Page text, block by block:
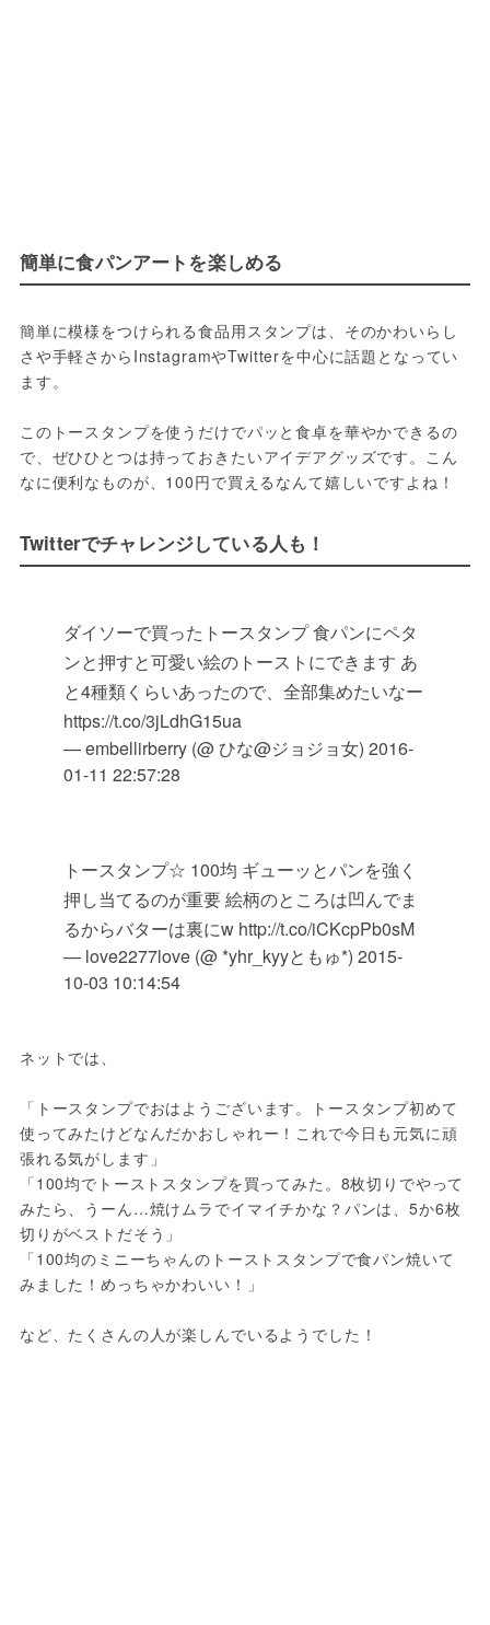
簡単に食パンアートを楽しめる
簡単に模様をつけられる食品用スタンプは、そのかわいらし
さや手軽さからInstagramやTwitterを中心に話題となってい
ます。
このトースタンプを使うだけでパッと食卓を華やかできるの
で、ぜひひとつは持っておきたいアイデアグッズです。こん
なに便利なものが、100円で買えるなんて嬉しいですよね！
Twitterでチャレンジしている人も！
ダイソーで買ったトースタンプ 食パンにペタ
ンと押すと可愛い絵のトーストにできます あ
と4種類くらいあったので、全部集めたいなー
https://t.co/3jLdhG15ua
— embellirberry (@ ひな@ジョジョ女) 2016-
01-11 22:57:28
トースタンプ☆ 100均 ギューッとパンを強く
押し当てるのが重要 絵柄のところは凹んでま
るからバターは裏にw http://t.co/iCKcpPb0sM
— love2277love (@ *yhr_kyyともゅ*) 2015-
10-03 10:14:54
ネットでは、
「トースタンプでおはようございます。トースタンプ初めて
使ってみたけどなんだかおしゃれー！これで今日も元気に頑
張れる気がします」
「100均でトーストスタンプを買ってみた。8枚切りでやって
みたら、うーん…焼けムラでイマイチかな？パンは、5か6枚
切りがベストだそう」
「100均のミニーちゃんのトーストスタンプで食パン焼いて
みました！めっちゃかわいい！」
など、たくさんの人が楽しんでいるようでした！